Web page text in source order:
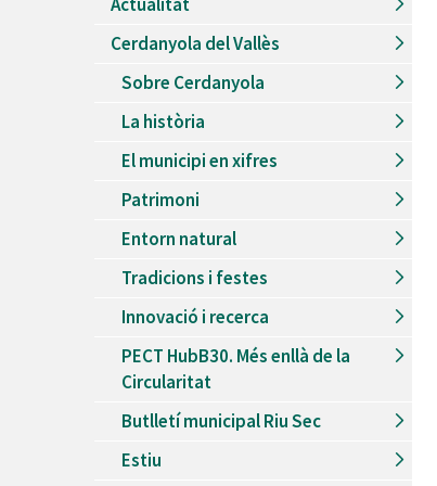
Recursos Humans
Del26/06/2026al30/08/2026
Patis oberts temporada d'estiu
Piscines d'estiu a Cerdanyola
Del01/06/2026al30/09/2026
Refugis climàtics a Cerdanyola
Jocs d'aigua del Parc Cordelles
Del01/07/2024al31/08/2026
Decorem! Conte 'La truita de nabius'
Cerdanyola del Vallès
Sobre Cerdanyola
La història
El municipi en xifres
Patrimoni
Entorn natural
Tradicions i festes
Innovació i recerca
PECT HubB30. Més enllà de la
Circularitat
Butlletí municipal Riu Sec
Estiu